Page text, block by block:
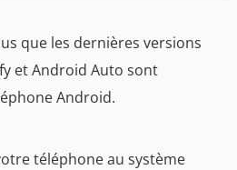
que les dernières versions
et Android Auto sont
Android.
téléphone au système